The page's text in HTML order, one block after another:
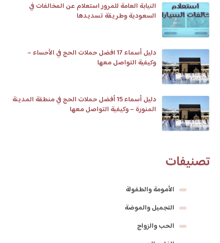
النيابة العامة للمرور استعلام عن المخالفات في
السعودية وطريقة تسديدها
دليل أسماء 17 افضل حملات الحج في الأحساء –
وكيفية التواصل معها
دليل أسماء 15 أفضل حملات الحج في منطقة المدينة
المنورة – وكيفية التواصل معها
تصنيفات
الأمومة والطفولة
التجميل والموضة
الحب والزواج